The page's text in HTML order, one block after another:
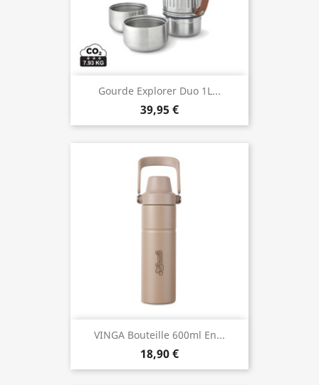
Gourde Explorer Duo 1L...
39,95 €
VINGA Bouteille 600ml En...
18,90 €